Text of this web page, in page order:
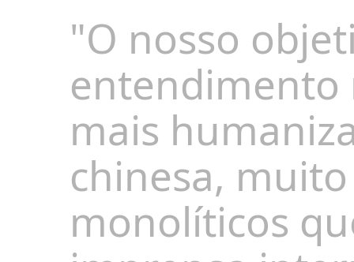
"O nosso
mais
chinesa,
monolíticos